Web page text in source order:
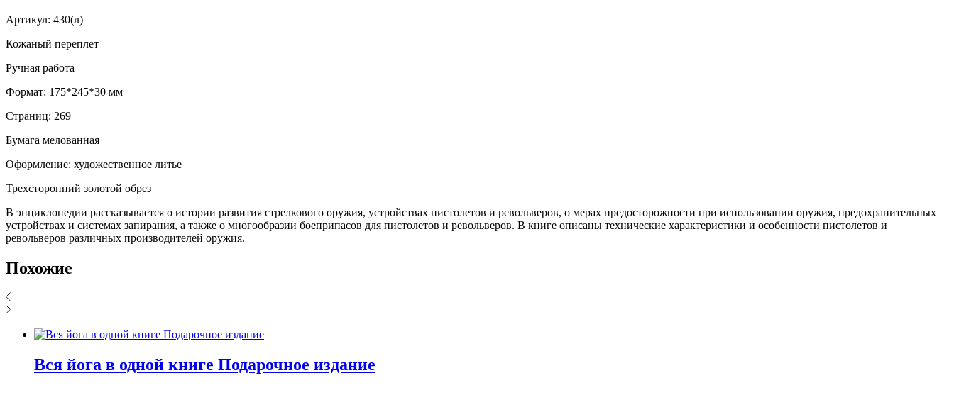
Артикул: 430(л)
Кожаный переплет
Ручная работа
Формат: 175*245*30 мм
Страниц: 269
Бумага мелованная
Оформление: художественное литье
Трехсторонний золотой обрез
В энциклопедии рассказывается о истории развития стрелкового оружия, устройствах пистолетов и револьверов, о мерах предосторожности при использовании оружия, предохранительных
устройствах и системах запирания, а также о многообразии боеприпасов для пистолетов и револьверов. В книге описаны технические характеристики и особенности пистолетов и
револьверов различных производителей оружия.
Похожие
Вся йога в одной книге Подарочное издание